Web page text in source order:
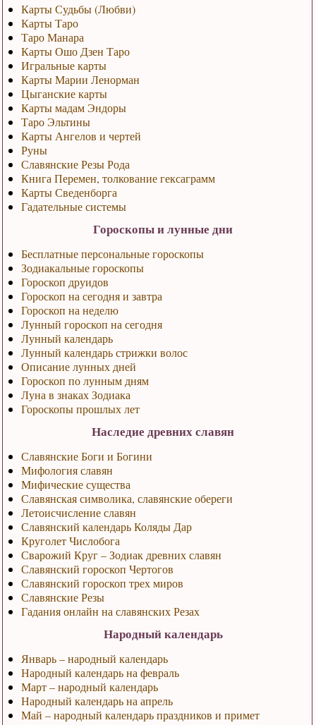
Карты Судьбы (Любви)
Карты Таро
Таро Манара
Карты Ошо Дзен Таро
Игральные карты
Карты Марии Ленорман
Цыганские карты
Карты мадам Эндоры
Таро Эльтины
Карты Ангелов и чертей
Руны
Славянские Резы Рода
Книга Перемен, толкование гексаграмм
Карты Сведенборга
Гадательные системы
Гороскопы и лунные дни
Бесплатные персональные гороскопы
Зодиакальные гороскопы
Гороскоп друидов
Гороскоп на сегодня и завтра
Гороскоп на неделю
Лунный гороскоп на сегодня
Лунный календарь
Лунный календарь стрижки волос
Описание лунных дней
Гороскоп по лунным дням
Луна в знаках Зодиака
Гороскопы прошлых лет
Наследие древних славян
Славянские Боги и Богини
Мифология славян
Мифические существа
Славянская символика, славянские обереги
Летоисчисление славян
Славянский календарь Коляды Дар
Круголет Числобога
Сварожий Круг – Зодиак древних славян
Славянский гороскоп Чертогов
Славянский гороскоп трех миров
Славянские Резы
Гадания онлайн на славянских Резах
Народный календарь
Январь – народный календарь
Народный календарь на февраль
Март – народный календарь
Народный календарь на апрель
Май – народный календарь праздников и примет